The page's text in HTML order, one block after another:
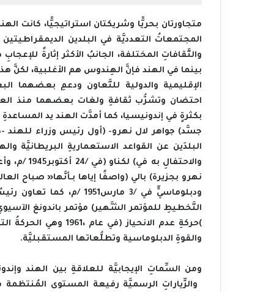
‬بكثرةٍ‭ ‬في‭ ‬إندونيسيا،‭ ‬كما‭ ‬أمدَّت‭ ‬الهند‭ ‬يد‭ ‬المساعدةِ‭ ‬والتضامن‭ ‬مع‭ ‬الشَّعبِ‭ ‬الإندونيسي‭ ‬قبل‭ ‬استقلاله‭.‬
‬والقوةِ‭ ‬الدبلوماسية‭ ‬وتطلُّعاتها‭ ‬المستقبليَّة‭.‬